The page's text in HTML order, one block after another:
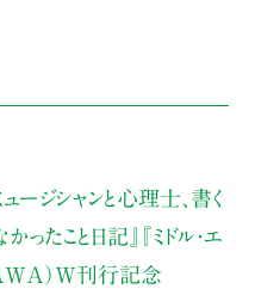
ミュージシャンと心理士、書く
たこと日記』『ミドル・エ
）W刊行記念